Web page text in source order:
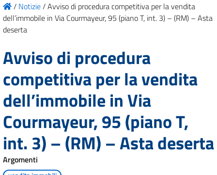
/ Notizie/Avviso di procedura competitiva per la vendita
dell’immobile in Via Courmayeur, 95 (piano T, int. 3) – (RM) – Asta
deserta
Avviso di procedura
competitiva per la vendita
dell’immobile in Via
Courmayeur, 95 (piano T,
int. 3) – (RM) – Asta deserta
Argomenti